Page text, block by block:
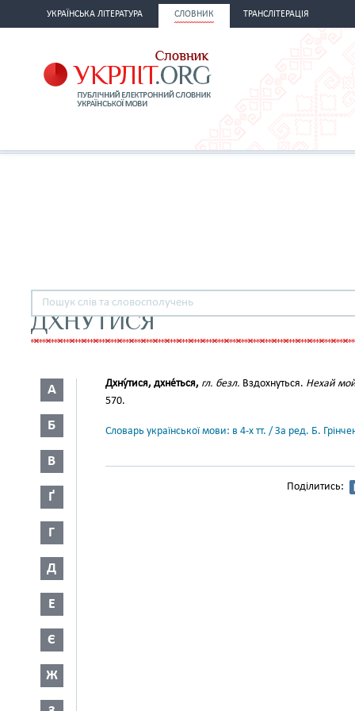
УКРАЇНСЬКА ЛІТЕРАТУРА СЛОВНИК ТРАНСЛІТЕРАЦІЯ
ДХНУТИСЯ
А
Б
В
Ґ
Г
Д
Е
Є
Ж
Дхну́тися, дхне́ться, гл. безл. Вздохнуться. Нехай
570.
Словарь української мови: в 4-х тт. / За ред. Б.
Поділитись: